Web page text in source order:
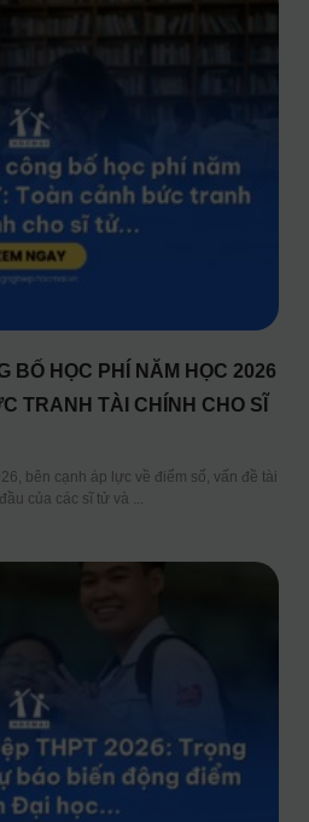
BỐ HỌC PHÍ NĂM HỌC 2026
TRANH TÀI CHÍNH CHO SĨ
bên cạnh áp lực về điểm số, vấn đề tài
của các sĩ tử và